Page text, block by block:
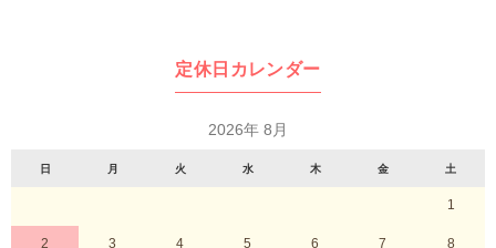
定休日カレンダー
2026年 8月
日 月 火 水 木 金 土
1
2 3 4 5 6 7 8